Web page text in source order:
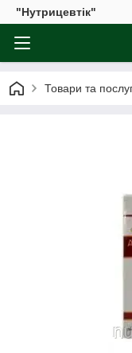
"Нутрицевтік"
Товари та